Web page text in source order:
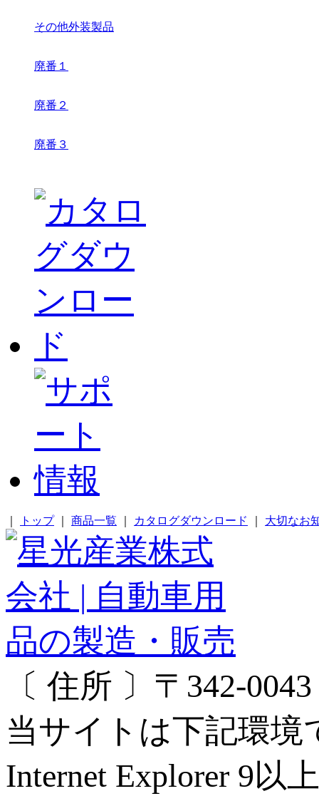
その他外装製品
廃番１
廃番２
廃番３
トップ｜ 商品一覧 カタログダウンロード 大切なお
〔 住所 〕〒342-
当サイトは下記環
Internet Explorer 9以